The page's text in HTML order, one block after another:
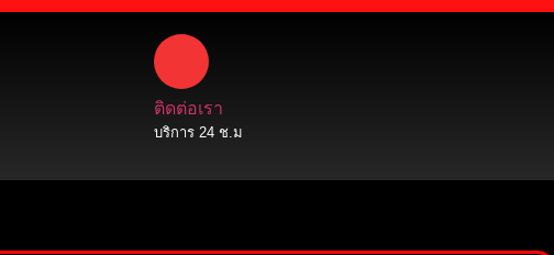
ติดต่อเรา
บริการ 24 ช.ม